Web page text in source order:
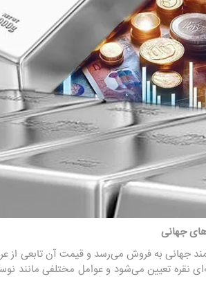
جهانی
جهانی به فروش می‌رسد و قیمت آن تابعی
نقره تعیین می‌شود و عوامل مختلفی مانند